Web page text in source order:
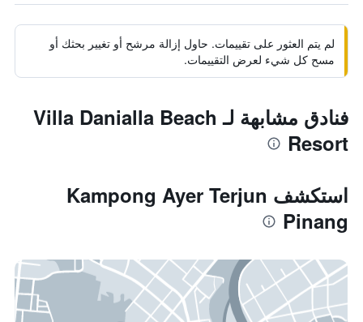
لم يتم العثور على تقييمات. حاول إزالة مرشح أو تغيير بحثك أو
مسح كل شيء لعرض التقييمات.
فنادق مشابهة لـ Villa Danialla Beach
Resort
استكشف Kampong Ayer Terjun
Pinang